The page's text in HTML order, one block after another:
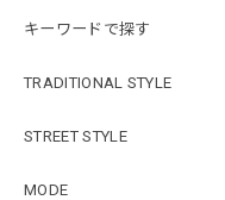
キーワードで探す
TRADITIONAL STYLE
STREET STYLE
MODE